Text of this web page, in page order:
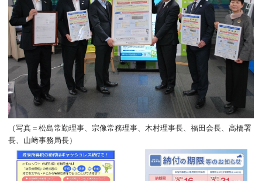
（写真＝松島常勤理事、宗像常務理事、木村理事長、福田会長、高橋署
長、山﨑事務局長）